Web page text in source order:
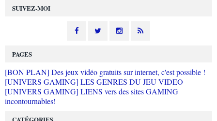
SUIVEZ-MOI
PAGES
[BON PLAN] Des jeux vidéo gratuits sur internet, c'est possible !
[UNIVERS GAMING] LES GENRES DU JEU VIDEO
[UNIVERS GAMING] LIENS vers des sites GAMING
incontournables!